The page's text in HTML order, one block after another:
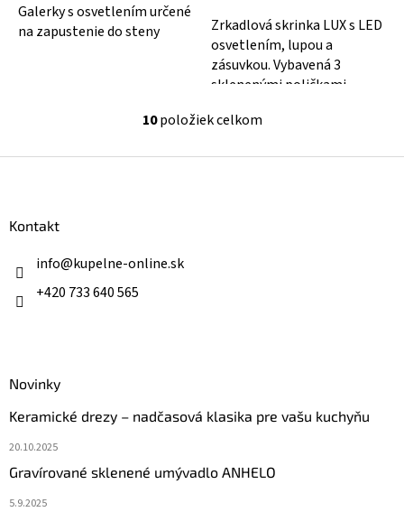
Galerky s osvetlením určené
na zapustenie do steny
Zrkadlová skrinka LUX s LED
osvetlením, lupou a
zásuvkou. Vybavená 3
sklenenými poličkami,
nastaviteľné, takže si...
O
l
i
10položiek celkom
Kontakt
info@kupelne-online.sk
+420 733 640 565
Novinky
Keramické drezy – nadčasová klasika pre vašu kuchyňu
20.10.2025
Gravírované sklenené umývadlo ANHELO
5.9.2025